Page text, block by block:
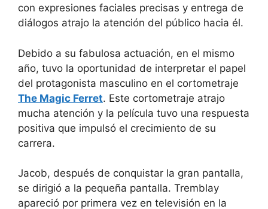
con expresiones faciales precisas y entrega de
diálogos atrajo la atención del público hacia él.
Debido a su fabulosa actuación, en el mismo
año, tuvo la oportunidad de interpretar el papel
del protagonista masculino en el cortometraje
The Magic Ferret. Este cortometraje atrajo
mucha atención y la película tuvo una respuesta
positiva que impulsó el crecimiento de su
carrera.
Jacob, después de conquistar la gran pantalla,
se dirigió a la pequeña pantalla. Tremblay
apareció por primera vez en televisión en la